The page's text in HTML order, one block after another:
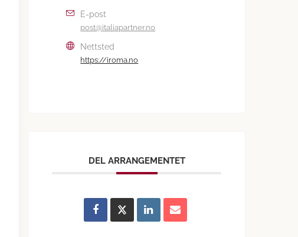
E-post
post@italiapartner.no
Nettsted
https://iroma.no
DEL ARRANGEMENTET